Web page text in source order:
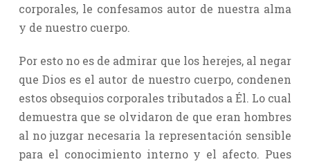
corporales, le confesamos autor de nuestra alma
y de nuestro cuerpo.
Por esto no es de admirar que los herejes, al negar
que Dios es el autor de nuestro cuerpo, condenen
estos obsequios corporales tributados a Él. Lo cual
demuestra que se olvidaron de que eran hombres
al no juzgar necesaria la representación sensible
para el conocimiento interno y el afecto. Pues